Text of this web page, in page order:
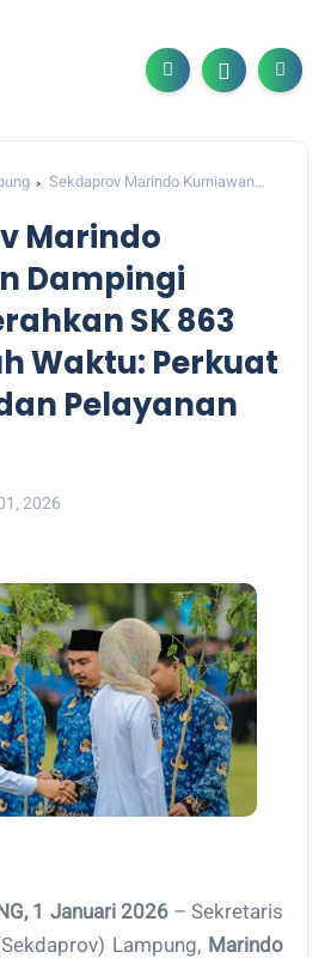
Sekdaprov Marindo Kurniawan
Publik
Marindo
Dampingi
SK 863
Waktu: Perkuat
Pelayanan
2026
1 Januari 2026– Sekretaris
Lampung, Marindo